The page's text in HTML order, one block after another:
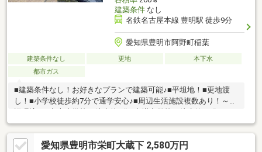
建築条件なし
名鉄名古屋本線 豊明駅 徒歩9分
愛知県豊明市阿野町稲葉
建築条件なし 更地
本下水
都市ガス
■建築条件なし！お好きなプランで建築可能♪■平坦地！■更地渡
し！■小学校徒歩約7分で通学安心♪■周辺生活施設複数あり！～周
ＧＡドン・キホーテＵＮＹ豊明店：徒歩約12分□ファミリーマー
ト豊明阿野町店：徒歩約7分□むつみ保育園：徒歩約5分
愛知県豊明市栄町大蔵下 2,580万円